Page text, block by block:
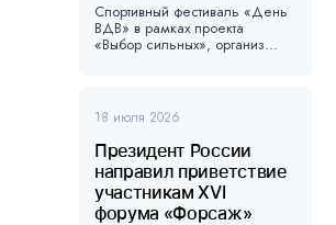
Спортивный фестиваль «День
ВДВ» в рамках проекта
«Выбор сильных», организ...
18 июля 2026
Президент России
направил приветствие
участникам XVI
форума «Форсаж»